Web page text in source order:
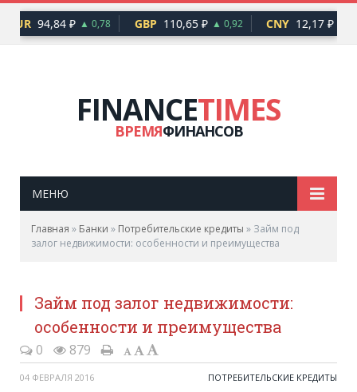
EUR 94,84 ₽ ▲ 0,78 GBP 110,65 ₽ ▲ 0,92 CNY 12,17 ₽ ▲
FINANCETIMES
ВРЕМЯФИНАНСОВ
МЕНЮ
Главная » Банки » Потребительские кредиты » Займ под
залог недвижимости: особенности и преимущества
Займ под залог недвижимости:
особенности и преимущества
0 879
04 ФЕВРАЛЯ 2016 ПОТРЕБИТЕЛЬСКИЕ КРЕДИТЫ